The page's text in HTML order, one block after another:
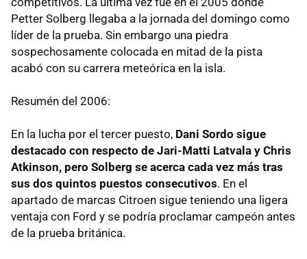
Petter Solberg llegaba a la jornada del domingo como
líder de la prueba. Sin embargo una piedra
sospechosamente colocada en mitad de la pista
acabó con su carrera meteórica en la isla.
Resumén del 2006:
En la lucha por el tercer puesto, Dani Sordo sigue
destacado con respecto de Jari-Matti Latvala y Chris
Atkinson, pero Solberg se acerca cada vez más tras
sus dos quintos puestos consecutivos. En el
apartado de marcas Citroen sigue teniendo una ligera
ventaja con Ford y se podría proclamar campeón antes
de la prueba británica.